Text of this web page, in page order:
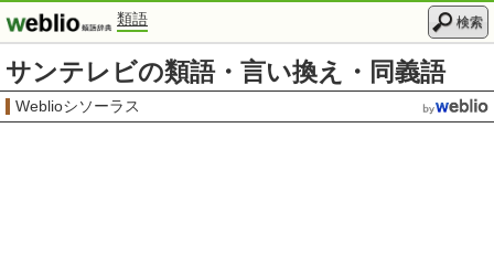
類語 検索
サンテレビの類語・言い換え・同義語
Weblioシソーラス